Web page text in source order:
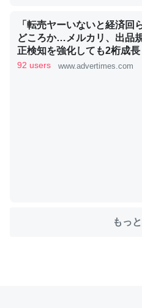
これを元に考えるとカルシ
類は苦労してるんだな…。腹
─ニュース :: 【研究発表】昆虫学
ちぼちRingも置こうかと画
「転売ヤーいないと経済回
どころか…メルカリ、出品
正検知を強化しても2桁成
2から始まり、「ちいかわ」
92 users www.advertimes.com
もっ